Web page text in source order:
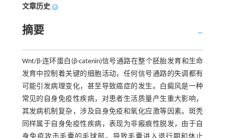
文章历史 +
摘要
Wnt/β-连环蛋白(β-catenin)信号通路在整个胚胎发育和生命
发育中控制着关键的细胞活动，任何信号通路的失调都有
可能引发病理变化，甚至导致癌症的发生。白癜风是一种
常见的自身免疫性疾病，对患者生活质量产生重大影响，
其发病机制复杂，涉及自身免疫和氧化应激等因素。斑秃
同样属于自身免疫性疾病，表现为非瘢痕性脱发，由于自
身免疫攻击毛囊的毛球部，导致毛囊进入退行期和休止